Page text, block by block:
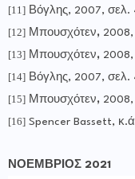
[11] Βόγλης, 2007, σελ.
[12] Μπουσχότεν, 2008,
[13] Μπουσχότεν, 2008,
[14] Βόγλης, 2007,
[15] Μπουσχότεν, 2008,
[16] Spencer Bassett,
ΝΟΕΜΒΡΙΟΣ 2021